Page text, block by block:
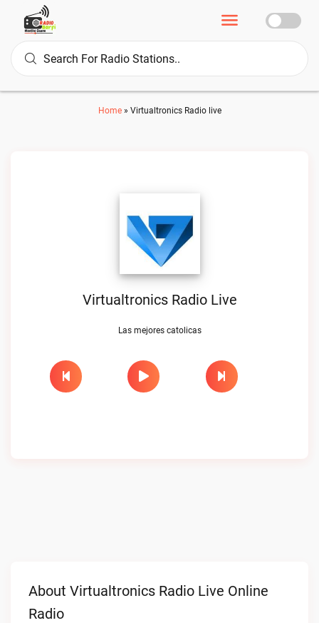
Home» Virtualtronics Radio live
Virtualtronics Radio Live
Las mejores catolicas
About Virtualtronics Radio Live Online
Radio